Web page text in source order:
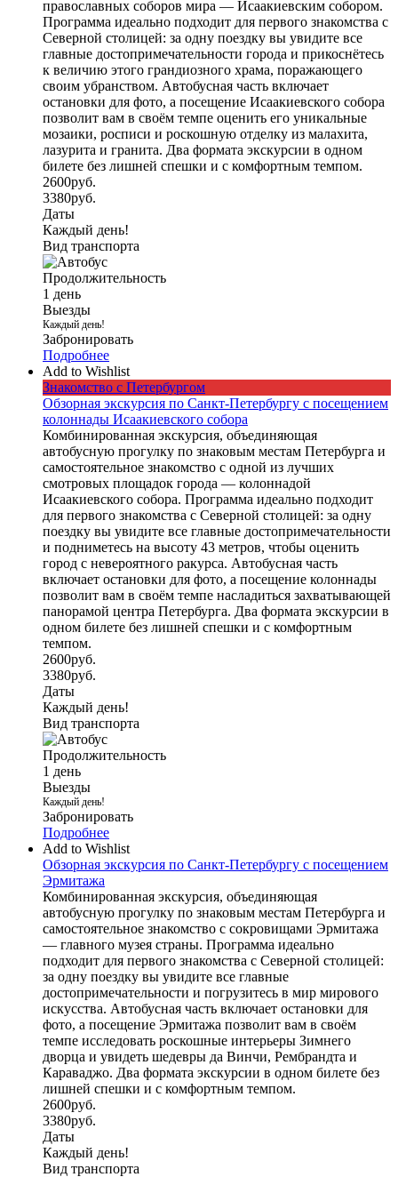
православных соборов мира — Исаакиевским собором.
Программа идеально подходит для первого знакомства с
Северной столицей: за одну поездку вы увидите все
главные достопримечательности города и прикоснётесь
к величию этого грандиозного храма, поражающего
своим убранством. Автобусная часть включает
остановки для фото, а посещение Исаакиевского собора
позволит вам в своём темпе оценить его уникальные
мозаики, росписи и роскошную отделку из малахита,
лазурита и гранита. Два формата экскурсии в одном
билете без лишней спешки и с комфортным темпом.
2600руб.
3380руб.
Даты
Каждый день!
Вид транспорта
Продолжительность
1 день
Выезды
Каждый день!
Забронировать
Подробнее
Add to Wishlist
Знакомство с Петербургом
Обзорная экскурсия по Санкт-Петербургу с посещением
колоннады Исаакиевского собора
Комбинированная экскурсия, объединяющая
автобусную прогулку по знаковым местам Петербурга и
самостоятельное знакомство с одной из лучших
смотровых площадок города — колоннадой
Исаакиевского собора. Программа идеально подходит
для первого знакомства с Северной столицей: за одну
поездку вы увидите все главные достопримечательности
и подниметесь на высоту 43 метров, чтобы оценить
город с невероятного ракурса. Автобусная часть
включает остановки для фото, а посещение колоннады
позволит вам в своём темпе насладиться захватывающей
панорамой центра Петербурга. Два формата экскурсии в
одном билете без лишней спешки и с комфортным
темпом.
2600руб.
3380руб.
Даты
Каждый день!
Вид транспорта
Продолжительность
1 день
Выезды
Каждый день!
Забронировать
Подробнее
Add to Wishlist
Обзорная экскурсия по Санкт-Петербургу с посещением
Эрмитажа
Комбинированная экскурсия, объединяющая
автобусную прогулку по знаковым местам Петербурга и
самостоятельное знакомство с сокровищами Эрмитажа
— главного музея страны. Программа идеально
подходит для первого знакомства с Северной столицей:
за одну поездку вы увидите все главные
достопримечательности и погрузитесь в мир мирового
искусства. Автобусная часть включает остановки для
фото, а посещение Эрмитажа позволит вам в своём
темпе исследовать роскошные интерьеры Зимнего
дворца и увидеть шедевры да Винчи, Рембрандта и
Караваджо. Два формата экскурсии в одном билете без
лишней спешки и с комфортным темпом.
2600руб.
3380руб.
Даты
Каждый день!
Вид транспорта